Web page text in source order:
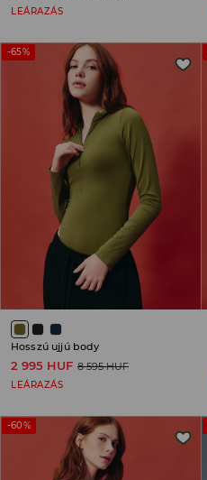
LEÁRAZÁS
-65%
Hosszú ujjú body
2 995 HUF 8 595 HUF
LEÁRAZÁS
-60%